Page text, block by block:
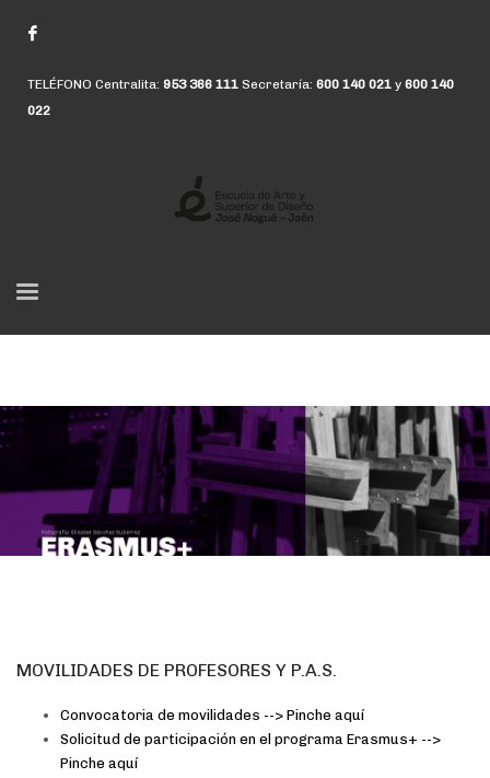
TELÉFONO Centralita: 953 366 111 Secretaría: 600 140 021 y 600 140
022
MOVILIDADES DE PROFESORES Y P.A.S.
Convocatoria de movilidades --> Pinche aquí
Solicitud de participación en el programa Erasmus+ -->
Pinche aquí